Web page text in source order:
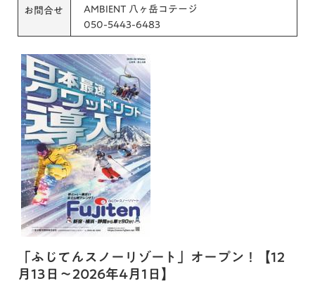
お問合せ
AMBIENT 八ヶ岳コテージ
050-5443-6483
「ふじてんスノーリゾート」オープン！【12
月13日～2026年4月1日】